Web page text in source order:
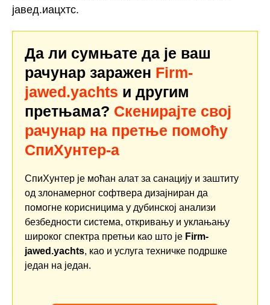
јавед.иацхтс.
Да ли сумњате да је ваш
рачунар заражен Firm-
jawed.yachts и другим
претњама? Скенирајте свој
рачунар на претње помоћу
СпиХунтер-а
СпиХунтер је моћан алат за санацију и заштиту
од злонамерног софтвера дизајниран да
помогне корисницима у дубинској анализи
безбедности система, откривању и уклањању
широког спектра претњи као што је Firm-
jawed.yachts, као и услуга техничке подршке
један на један.